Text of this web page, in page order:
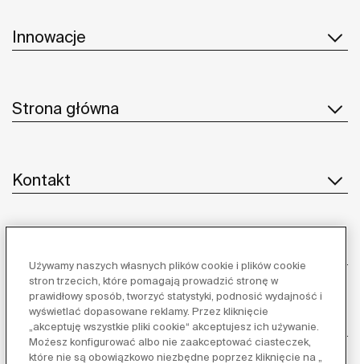
Innowacje
Strona główna
Kontakt
Dostawcy
Używamy naszych własnych plików cookie i plików cookie
stron trzecich, które pomagają prowadzić stronę w
prawidłowy sposób, tworzyć statystyki, podnosić wydajność i
wyświetlać dopasowane reklamy. Przez kliknięcie
„akceptuję wszystkie pliki cookie“ akceptujesz ich używanie.
Możesz konfigurować albo nie zaakceptować ciasteczek,
które nie są obowiązkowo niezbędne poprzez kliknięcie na „